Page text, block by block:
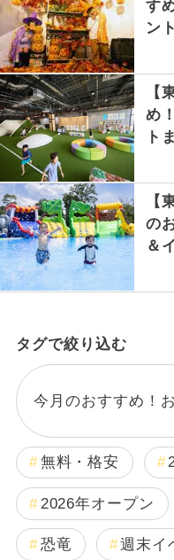
す
ン
【
め
ト
【
の
＆
タグで絞り込む
今月のおすすめ！
無料・格安
2026年オープン
恐竜 週末イ